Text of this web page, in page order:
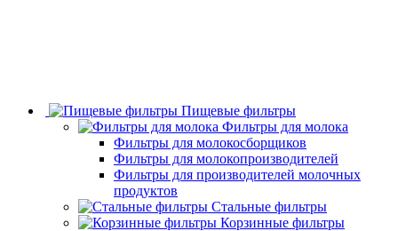
Пищевые фильтры
Фильтры для молока
Фильтры для молокосборщиков
Фильтры для молокопроизводителей
Фильтры для производителей молочных
продуктов
Стальные фильтры
Корзинные фильтры